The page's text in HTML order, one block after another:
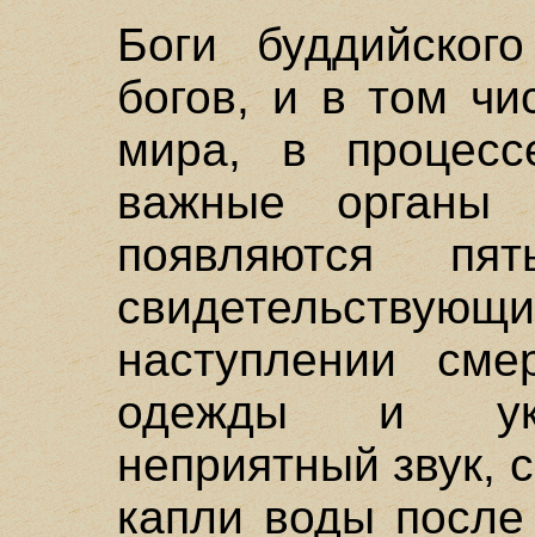
Боги
богов, и в том
мира, в
важные органы
появляются
наступлении
одежды и
неприятный звук,
капли воды